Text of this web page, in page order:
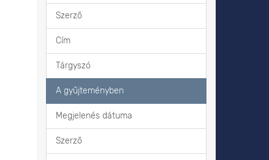
Szerző
Cím
Tárgyszó
A gyűjteményben
Megjelenés dátuma
Szerző